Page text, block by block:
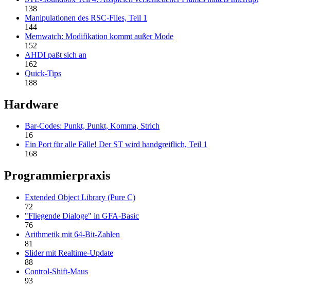
138
Manipulationen des RSC-Files, Teil 1
144
Memwatch: Modifikation kommt außer Mode
152
AHDI paßt sich an
162
Quick-Tips
188
Hardware
Bar-Codes: Punkt, Punkt, Komma, Strich
16
Ein Port für alle Fälle! Der ST wird handgreiflich, Teil 1
168
Programmierpraxis
Extended Object Library (Pure C)
72
"Fliegende Dialoge" in GFA-Basic
76
Arithmetik mit 64-Bit-Zahlen
81
Slider mit Realtime-Update
88
Control-Shift-Maus
93